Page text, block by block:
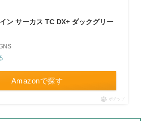
ン サーカス TC DX+ ダックグリー
Amazonで探す
ポチップ